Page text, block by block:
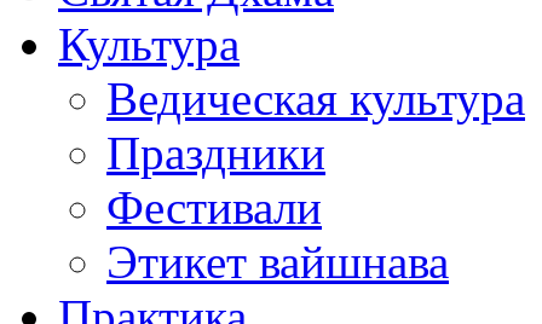
Культура
Ведическая культура
Праздники
Фестивали
Этикет вайшнава